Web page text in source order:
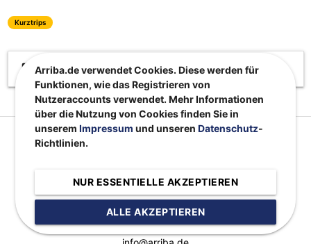
Kurztrips
assignment Beschreibung
Arriba.de verwendet Cookies. Diese werden für
Funktionen, wie das Registrieren von
Nutzeraccounts verwendet. Mehr Informationen
über die Nutzung von Cookies finden Sie in
unseremImpressum und unserenDatenschutz-
Richtlinien.
NUR ESSENTIELLE AKZEPTIEREN
ALLE AKZEPTIEREN
Kontakt: